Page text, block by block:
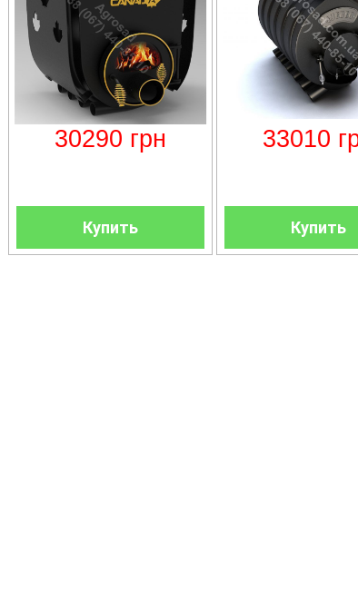
30290 грн
Купить
33010
Купить